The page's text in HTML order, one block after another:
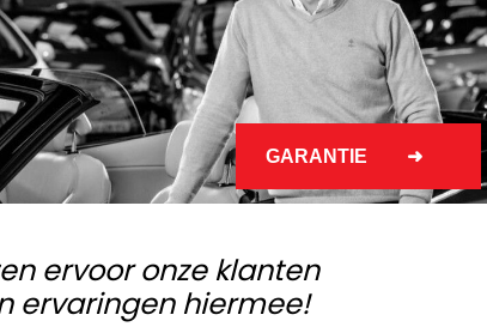
GARANTIE
ervoor onze klanten
ervaringen hiermee!